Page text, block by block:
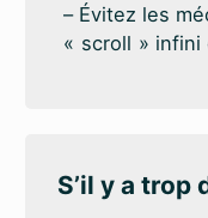
Évitez les
« scroll » infini
S’il y a trop